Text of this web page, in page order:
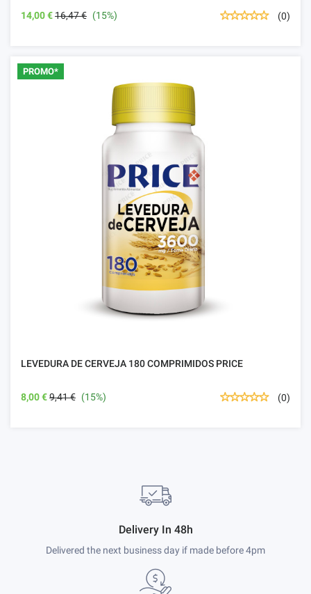
14,00 €16,47 € (15%) (0)
PROMO*
LEVEDURA DE CERVEJA 180 COMPRIMIDOS PRICE
8,00 €9,41 € (15%) (0)
Delivery In 48h
Delivered the next business day if made before 4pm